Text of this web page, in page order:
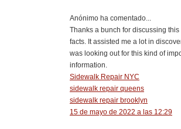
Anónimo ha comentado...
Thanks a bunch for discussing
facts. It assisted me a lot in
was looking out for this kind of
information.
Sidewalk Repair NYC
sidewalk repair queens
sidewalk repair brooklyn
15 de mayo de 2022 a las 12:29